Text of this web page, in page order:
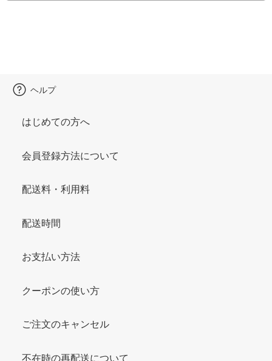
ヘルプ
はじめての方へ
会員登録方法について
配送料・利用料
配送時間
お支払い方法
クーポンの使い方
ご注文のキャンセル
不在時の再配送について